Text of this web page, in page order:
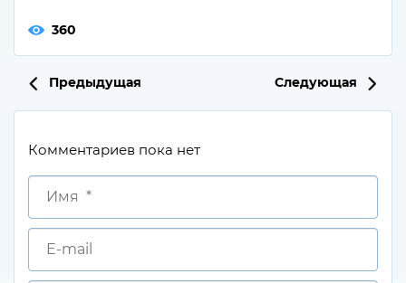
360
Предыдущая Следующая
Комментариев пока нет